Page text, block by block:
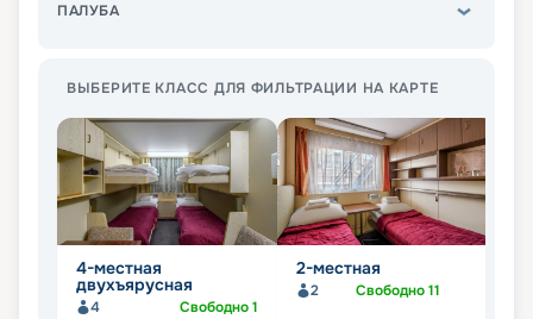
ПАЛУБА
ВЫБЕРИТЕ КЛАСС ДЛЯ ФИЛЬТРАЦИИ НА КАРТЕ
4-местная
двухъярусная
4 Свободно1
2-местная
2 Свободно11